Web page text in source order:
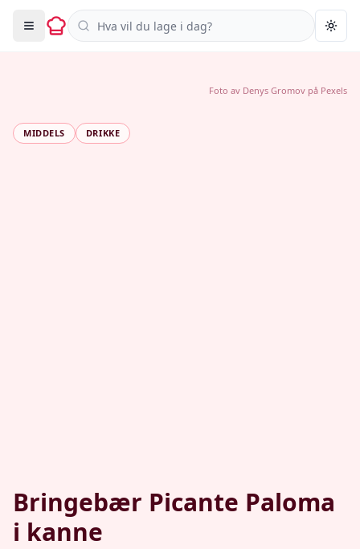
Søk i oppskrifter
MIDDELS DRIKKE
Bringebær Picante Paloma
i kanne
Foto av Denys Gromov på Pexels